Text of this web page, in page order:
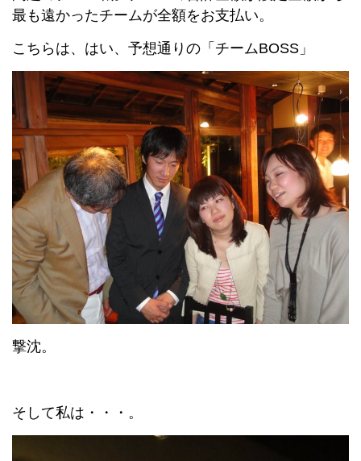
最も遠かったチームが全額をお支払い。
こちらは、はい、予想通りの「チームBOSS」
撃沈。
そして私は・・・。